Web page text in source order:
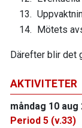
Mötets
Därefter blir det
AKTIVITETER
måndag 10 aug
Period 5 (v.33)